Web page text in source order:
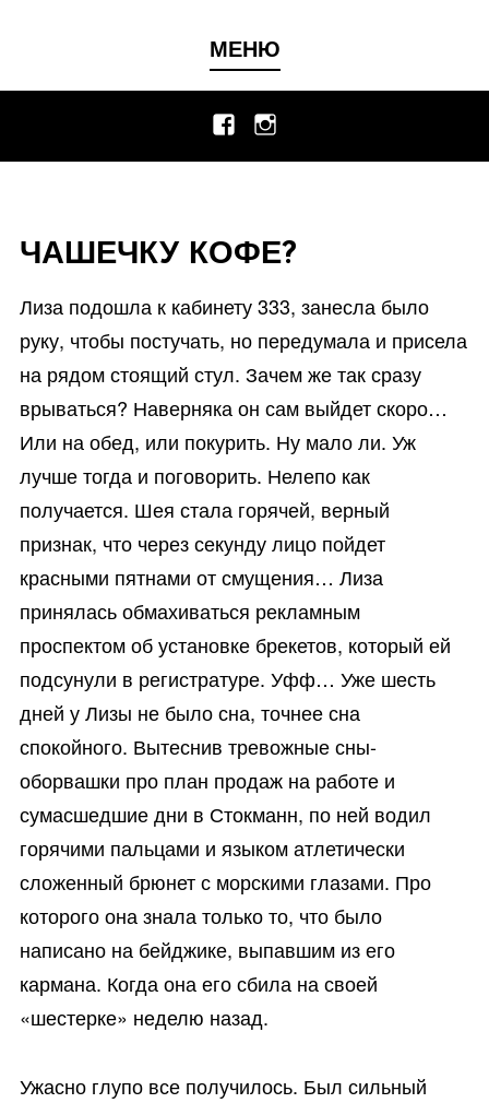
МЕНЮ
FacebookInstagram
ЧАШЕЧКУ КОФЕ?
Лиза подошла к кабинету 333, занесла было
руку, чтобы постучать, но передумала и присела
на рядом стоящий стул. Зачем же так сразу
врываться? Наверняка он сам выйдет скоро…
Или на обед, или покурить. Ну мало ли. Уж
лучше тогда и поговорить. Нелепо как
получается. Шея стала горячей, верный
признак, что через секунду лицо пойдет
красными пятнами от смущения… Лиза
принялась обмахиваться рекламным
проспектом об установке брекетов, который ей
подсунули в регистратуре. Уфф… Уже шесть
дней у Лизы не было сна, точнее сна
спокойного. Вытеснив тревожные сны-
оборвашки про план продаж на работе и
сумасшедшие дни в Стокманн, по ней водил
горячими пальцами и языком атлетически
сложенный брюнет с морскими глазами. Про
которого она знала только то, что было
написано на бейджике, выпавшим из его
кармана. Когда она его сбила на своей
«шестерке» неделю назад.
Ужасно глупо все получилось. Был сильный